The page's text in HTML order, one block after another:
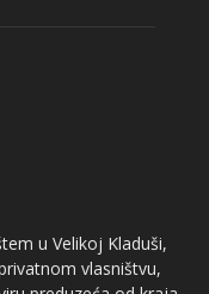
u Velikoj Kladuši,
vlasništvu,